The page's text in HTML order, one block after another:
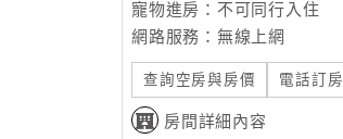
寵物進房：不可同行入住
網路服務：無線上網
查詢空房與房價 電話訂房
房間詳細內容